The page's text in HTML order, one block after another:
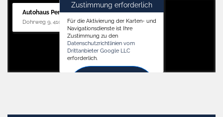
Autohaus Penders (Service)
Dohrweg 9, 41066 Mönchengladbach
Zustimmung erforderlich
Für die Aktivierung der Karten- und
Navigationsdienste ist Ihre
Zustimmung zu den
Datenschutzrichtlinien vom
Drittanbieter Google LLC
erforderlich.